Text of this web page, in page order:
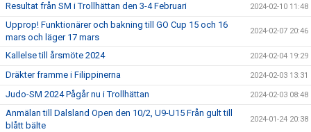
Resultat från SM i Trollhättan den 3-4 Februari 2024-02-10 11:48
Upprop! Funktionärer och bakning till GO Cup 15 och 16
mars och läger 17 mars
2024-02-07 20:46
Kallelse till årsmöte 2024 2024-02-04 19:29
Dräkter framme i Filippinerna 2024-02-03 13:31
Judo-SM 2024 Pågår nu i Trollhättan 2024-02-03 08:48
Anmälan till Dalsland Open den 10/2, U9-U15 Från gult till
blått bälte
2024-01-24 20:38